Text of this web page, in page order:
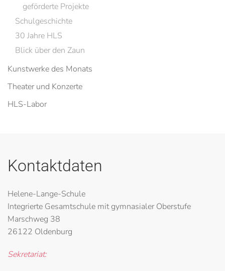
geförderte Projekte
Schulgeschichte
30 Jahre HLS
Blick über den Zaun
Kunstwerke des Monats
Theater und Konzerte
HLS-Labor
Kontaktdaten
Helene-Lange-Schule
Integrierte Gesamtschule mit gymnasialer Oberstufe
Marschweg 38
26122 Oldenburg
Sekretariat: